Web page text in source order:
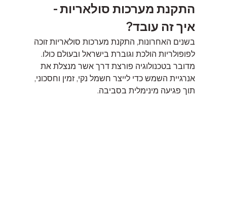
התקנת מערכות סולאריות -
איך זה עובד?
בשנים האחרונות, התקנת מערכות סולאריות זוכה
לפופולריות הולכת וגוברת בישראל ובעולם כולו.
מדובר בטכנולוגיה פורצת דרך אשר מנצלת את
אנרגיית השמש כדי לייצר חשמל נקי, זמין וחסכוני,
תוך פגיעה מינימלית בסביבה.